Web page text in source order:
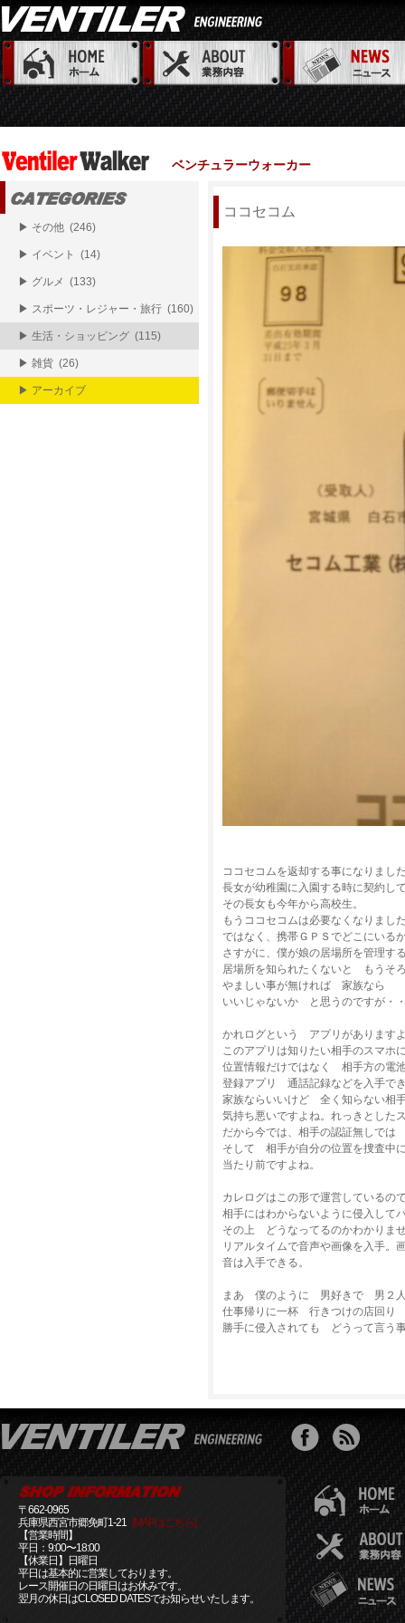
ベンチュラーウォーカー
ココセコム
ココセコムを返却する事になりまし
長女が幼稚園に入園する時に契約し
その長女も今年から高校生。
もうココセコムは必要なくなりまし
ではなく、携帯ＧＰＳでどこにいる
さすがに、僕が娘の居場所を管理す
居場所を知られたくないと もうそ
やましい事が無ければ 家族なら
いいじゃないか と思うのですが・
かれログという アプリがあります
このアプリは知りたい相手のスマホ
位置情報だけではなく 相手方の電
登録アプリ 通話記録などを入手で
家族ならいいけど 全く知らない相
気持ち悪いですよね。れっきとした
だから今では、相手の認証無しで
そして 相手が自分の位置を捜査中
当たり前ですよね。
カレログはこの形で運営している
相手にはわからないように侵入して
その上 どうなってるのかわかりま
リアルタイムで音声や画像を入手。
音は入手できる。
まあ 僕のように 男好きで 男
仕事帰りに一杯 行きつけの店回り
勝手に侵入されても どうって言う
▶ その他 (246)
▶ イベント (14)
▶ グルメ (133)
▶ スポーツ・レジャー・旅行 (160)
▶ 生活・ショッピング (115)
▶ 雑貨 (26)
▶ アーカイブ
〒662-0965
兵庫県西宮市郷免町1-21 [MAPはこちら]
【営業時間】
平日：9:00〜18:00
【休業日】日曜日
平日は基本的に営業しております。
レース開催日の日曜日はお休みです。
翌月の休日はCLOSED DATESでお知らせいたします。